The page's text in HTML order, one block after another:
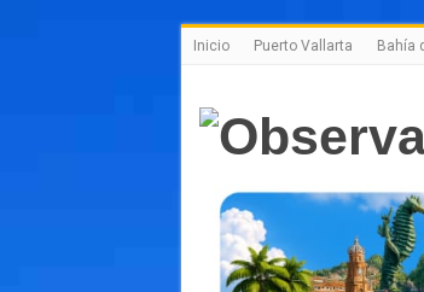
Inicio Puerto Vallarta Bahía